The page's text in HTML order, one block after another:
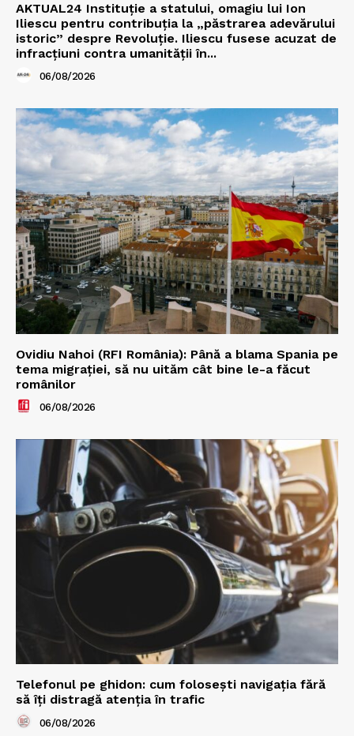
AKTUAL24 Instituție a statului, omagiu lui Ion
Iliescu pentru contribuția la „păstrarea adevărului
istoric” despre Revoluție. Iliescu fusese acuzat de
infracțiuni contra umanității în...
06/08/2026
Ovidiu Nahoi (RFI România): Până a blama Spania pe
tema migrației, să nu uităm cât bine le-a făcut
românilor
06/08/2026
Telefonul pe ghidon: cum folosești navigația fără
să îți distragă atenția în trafic
06/08/2026